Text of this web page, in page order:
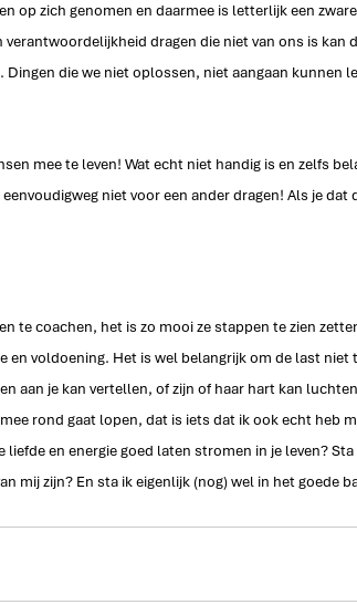
op zich genomen en daarmee is letterlijk een
dragen die niet van ons is kan
die we niet oplossen, niet aangaan kunnen
mee te leven! Wat echt niet handig is en zelfs
niet voor een ander dragen! Als je dat
te coachen, het is zo mooi ze stappen te zien
en voldoening. Het is wel belangrijk om de last niet
aan je kan vertellen, of zijn of haar hart kan
rond gaat lopen, dat is iets dat ik ook echt heb
en energie goed laten stromen in je leven?
mij zijn? En sta ik eigenlijk (nog) wel in het goede